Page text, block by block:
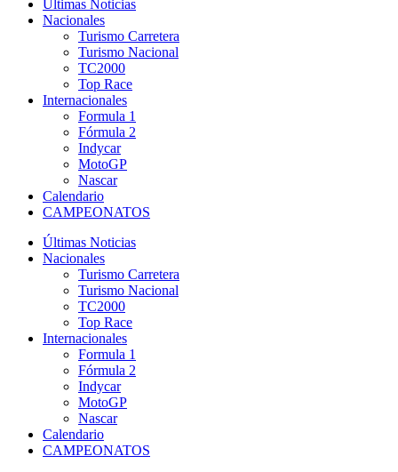
Últimas Noticias
Nacionales
Turismo Carretera
Turismo Nacional
TC2000
Top Race
Internacionales
Formula 1
Fórmula 2
Indycar
MotoGP
Nascar
Calendario
CAMPEONATOS
Últimas Noticias
Nacionales
Turismo Carretera
Turismo Nacional
TC2000
Top Race
Internacionales
Formula 1
Fórmula 2
Indycar
MotoGP
Nascar
Calendario
CAMPEONATOS